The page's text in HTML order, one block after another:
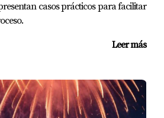
x 12) - $10,000 = $27,400
x 100 = 6.85%
que el anterior caso en
casos prácticos para facilitar
Leer más